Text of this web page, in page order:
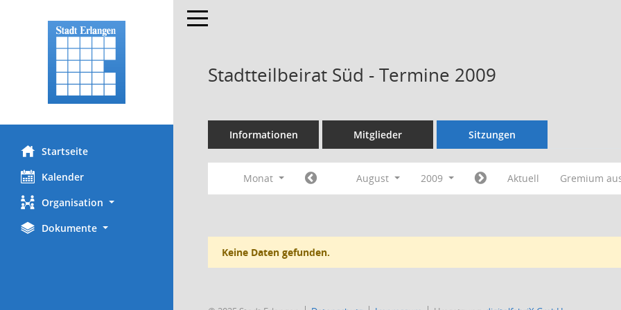
Startseite
Kalender
Organisation
Dokumente
Toggle navigation
Stadtteilbeirat Süd - Termine 2009
Informationen Mitglieder Sitzungen
Monat August 2009 Aktuell Gremium
Keine Daten gefunden.